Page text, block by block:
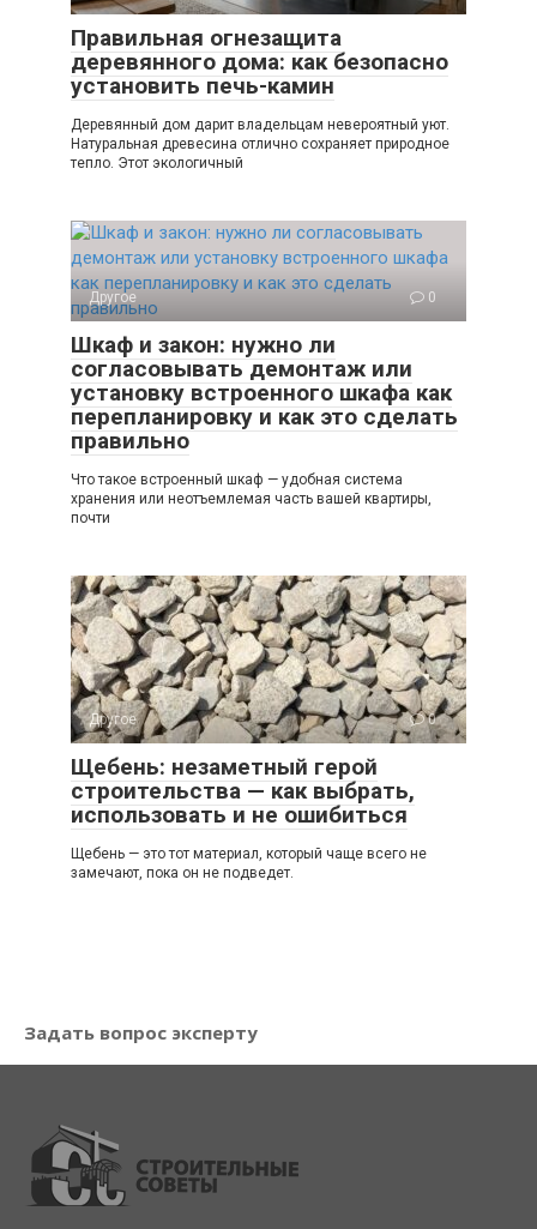
Правильная огнезащита
деревянного дома: как безопасно
установить печь-камин
Деревянный дом дарит владельцам невероятный уют.
Натуральная древесина отлично сохраняет природное
тепло. Этот экологичный
Другое 0
Шкаф и закон: нужно ли
согласовывать демонтаж или
установку встроенного шкафа как
перепланировку и как это сделать
правильно
Что такое встроенный шкаф — удобная система
хранения или неотъемлемая часть вашей квартиры,
почти
Другое 0
Щебень: незаметный герой
строительства — как выбрать,
использовать и не ошибиться
Щебень — это тот материал, который чаще всего не
замечают, пока он не подведет.
Задать вопрос эксперту